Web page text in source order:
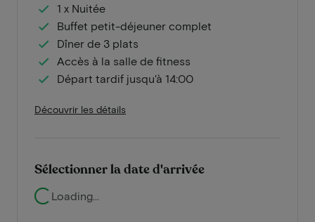
1 x Nuitée
Buffet petit-déjeuner complet
Dîner de 3 plats
Accès à la salle de fitness
Départ tardif jusqu'à 14:00
Découvrir les détails
Sélectionner la date d'arrivée
Loading...